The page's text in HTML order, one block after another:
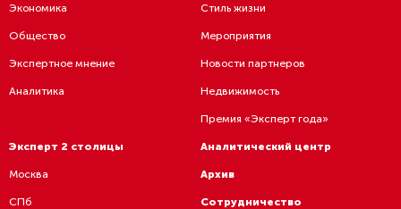
Экономика
Общество
Экспертное мнение
Аналитика
Стиль жизни
Мероприятия
Новости партнеров
Недвижимость
Премия «Эксперт года»
Эксперт 2 столицы
Москва
СПб
Аналитический центр
Архив
Сотрудничество